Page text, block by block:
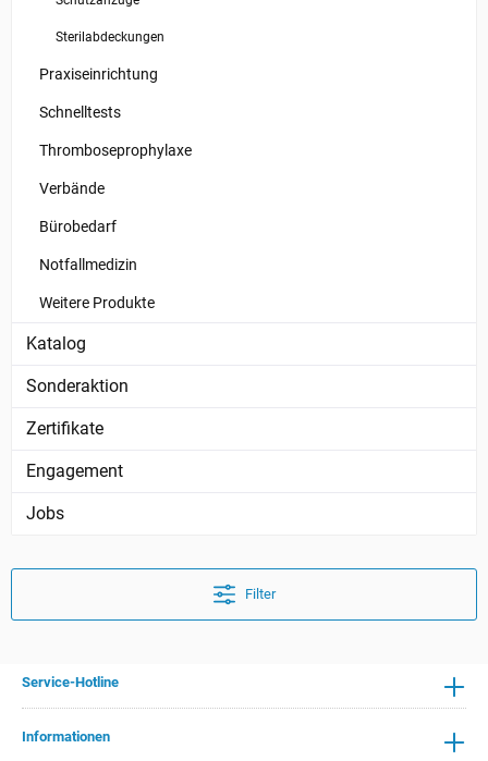
Sterilabdeckungen
Praxiseinrichtung
Schnelltests
Thromboseprophylaxe
Verbände
Bürobedarf
Notfallmedizin
Weitere Produkte
Katalog
Sonderaktion
Zertifikate
Engagement
Jobs
Filter
Informationen
Service-Hotline